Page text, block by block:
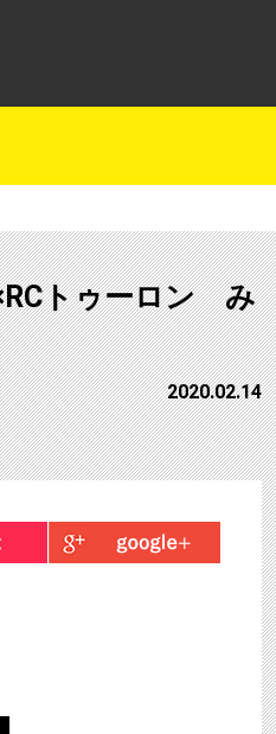
トゥーロン み
2020.02.14
+1